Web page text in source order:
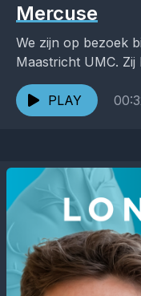
Mercuse
We zijn op bezoek
Maastricht UMC.
ontwikkeld tot een
PLAY